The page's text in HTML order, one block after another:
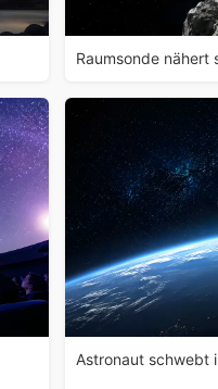
Raumsonde nähert
Astronaut schwebt